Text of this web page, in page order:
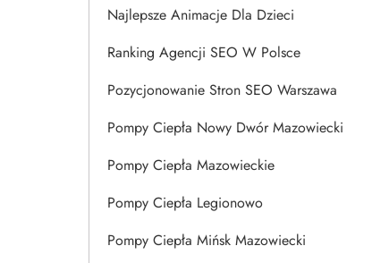
Najlepsze Animacje Dla Dzieci
Ranking Agencji SEO W Polsce
Pozycjonowanie Stron SEO Warszawa
Pompy Ciepła Nowy Dwór Mazowiecki
Pompy Ciepła Mazowieckie
Pompy Ciepła Legionowo
Pompy Ciepła Mińsk Mazowiecki